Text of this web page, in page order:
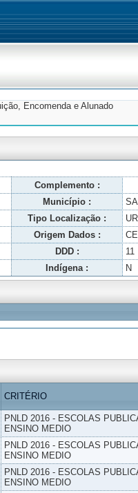
Encomenda e Alunado
Complemento :
Município :
Tipo Localização :
Origem Dados :
DDD : 11
Indígena : N
CRITÉRIO
PNLD 2016 - ESCOLAS
ENSINO MEDIO
PNLD 2016 - ESCOLAS
ENSINO MEDIO
PNLD 2016 - ESCOLAS
ENSINO MEDIO